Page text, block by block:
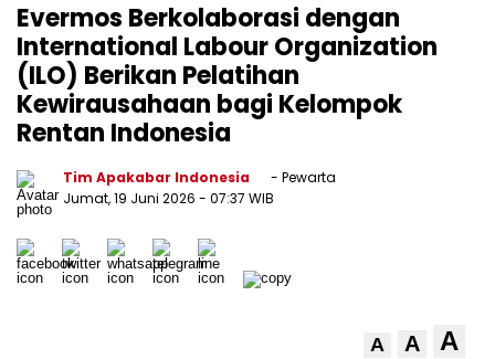
Evermos Berkolaborasi dengan
International Labour Organization
(ILO) Berikan Pelatihan
Kewirausahaan bagi Kelompok
Rentan Indonesia
Tim Apakabar Indonesia
- Pewarta
Jumat, 19 Juni 2026 - 07:37 WIB
A A A